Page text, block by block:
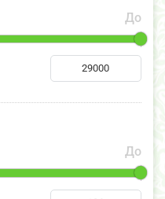
До
До